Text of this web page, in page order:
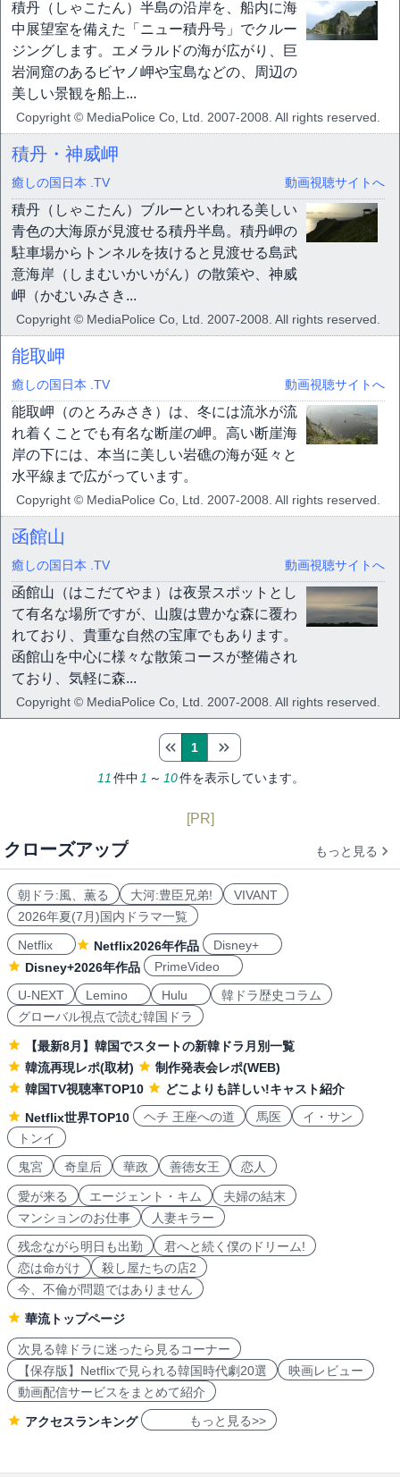
積丹（しゃこたん）半島の沿岸を、船内に海
中展望室を備えた「ニュー積丹号」でクルー
ジングします。エメラルドの海が広がり、巨
岩洞窟のあるビヤノ岬や宝島などの、周辺の
美しい景観を船上...
Copyright © MediaPolice Co, Ltd. 2007-2008. All rights reserved.
積丹・神威岬
癒しの国日本 .TV 動画視聴サイトへ
積丹（しゃこたん）ブルーといわれる美しい
青色の大海原が見渡せる積丹半島。積丹岬の
駐車場からトンネルを抜けると見渡せる島武
意海岸（しまむいかいがん）の散策や、神威
岬（かむいみさき...
Copyright © MediaPolice Co, Ltd. 2007-2008. All rights reserved.
能取岬
癒しの国日本 .TV 動画視聴サイトへ
能取岬（のとろみさき）は、冬には流氷が流
れ着くことでも有名な断崖の岬。高い断崖海
岸の下には、本当に美しい岩礁の海が延々と
水平線まで広がっています。
Copyright © MediaPolice Co, Ltd. 2007-2008. All rights reserved.
函館山
癒しの国日本 .TV 動画視聴サイトへ
函館山（はこだてやま）は夜景スポットとし
て有名な場所ですが、山腹は豊かな森に覆わ
れており、貴重な自然の宝庫でもあります。
函館山を中心に様々な散策コースが整備され
ており、気軽に森...
Copyright © MediaPolice Co, Ltd. 2007-2008. All rights reserved.
11 件中 1 ～ 10件を表示しています。
1
[PR]
クローズアップ もっと見る
朝ドラ:風、薫る 大河:豊臣兄弟!
VIVANT
2026年夏(7月)国内ドラマ一覧
Netflix
Netflix2026年作品
Disney+
Disney+2026年作品
PrimeVideo
U-NEXT
Lemino Hulu
韓ドラ歴史コラム
グローバル視点で読む韓国ドラ
【最新8月】韓国でスタートの新韓ドラ月別一覧
韓流再現レポ(取材)
制作発表会レポ(WEB)
韓国TV視聴率TOP10
どこよりも詳しい!キャスト紹介
Netflix世界TOP10
ヘチ 王座への道 馬医
イ・サン
トンイ
鬼宮
奇皇后 華政 善徳女王 恋人
愛が来る エージェント・キム
夫婦の結末
マンションのお仕事
人妻キラー
残念ながら明日も出勤
君へと続く僕のドリーム!
恋は命がけ
殺し屋たちの店2
今、不倫が問題ではありません
華流トップページ
次見る韓ドラに迷ったら見るコーナー
【保存版】Netflixで見られる韓国時代劇20選
映画レビュー
動画配信サービスをまとめて紹介
アクセスランキング もっと見る>>